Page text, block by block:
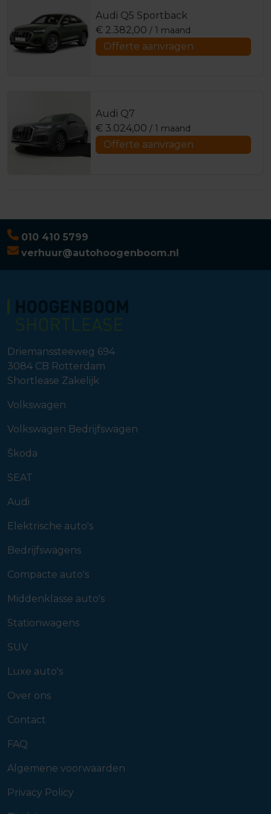
Audi Q5 Sportback
€ 2.382,00 / 1 maand
Offerte aanvragen
Audi Q7
€ 3.024,00 / 1 maand
Offerte aanvragen
010 410 5799
verhuur@autohoogenboom.nl
Driemanssteeweg 694
3084 CB Rotterdam
Shortlease Zakelijk
Volkswagen
Volkswagen Bedrijfswagen
Škoda
SEAT
Audi
Elektrische auto's
Bedrijfswagens
Compacte auto's
Middenklasse auto's
Stationwagens
SUV
Luxe auto's
Over ons
Contact
FAQ
Algemene voorwaarden
Privacy Policy